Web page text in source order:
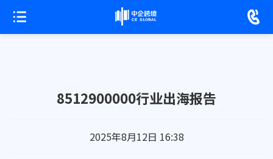
8512900000行业出海报告
2025年8月12日 16:38